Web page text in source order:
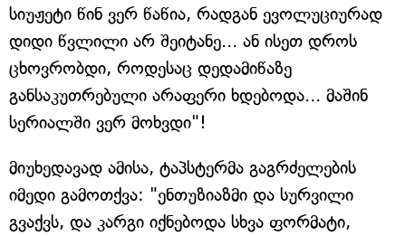
სიუჟეტი წინ ვერ წაწია, რადგან ევოლუციურად
დიდი წვლილი არ შეიტანე... ან ისეთ დროს
ცხოვრობდი, როდესაც დედამიწაზე
განსაკუთრებული არაფერი ხდებოდა... მაშინ
სერიალში ვერ მოხვდი"!
მიუხედავად ამისა, ტაპსტერმა გაგრძელების
იმედი გამოთქვა: "ენთუზიაზმი და სურვილი
გვაქვს, და კარგი იქნებოდა სხვა ფორმატი,